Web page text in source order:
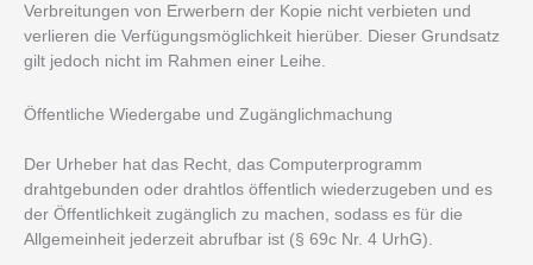
Verbreitungen von Erwerbern der Kopie nicht verbieten und
verlieren die Verfügungsmöglichkeit hierüber. Dieser Grundsatz
gilt jedoch nicht im Rahmen einer Leihe.
Öffentliche Wiedergabe und Zugänglichmachung
Der Urheber hat das Recht, das Computerprogramm
drahtgebunden oder drahtlos öffentlich wiederzugeben und es
der Öffentlichkeit zugänglich zu machen, sodass es für die
Allgemeinheit jederzeit abrufbar ist (§ 69c Nr. 4 UrhG).